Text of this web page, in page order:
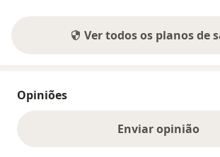
Ver todos os planos de
Opiniões
Enviar opinião